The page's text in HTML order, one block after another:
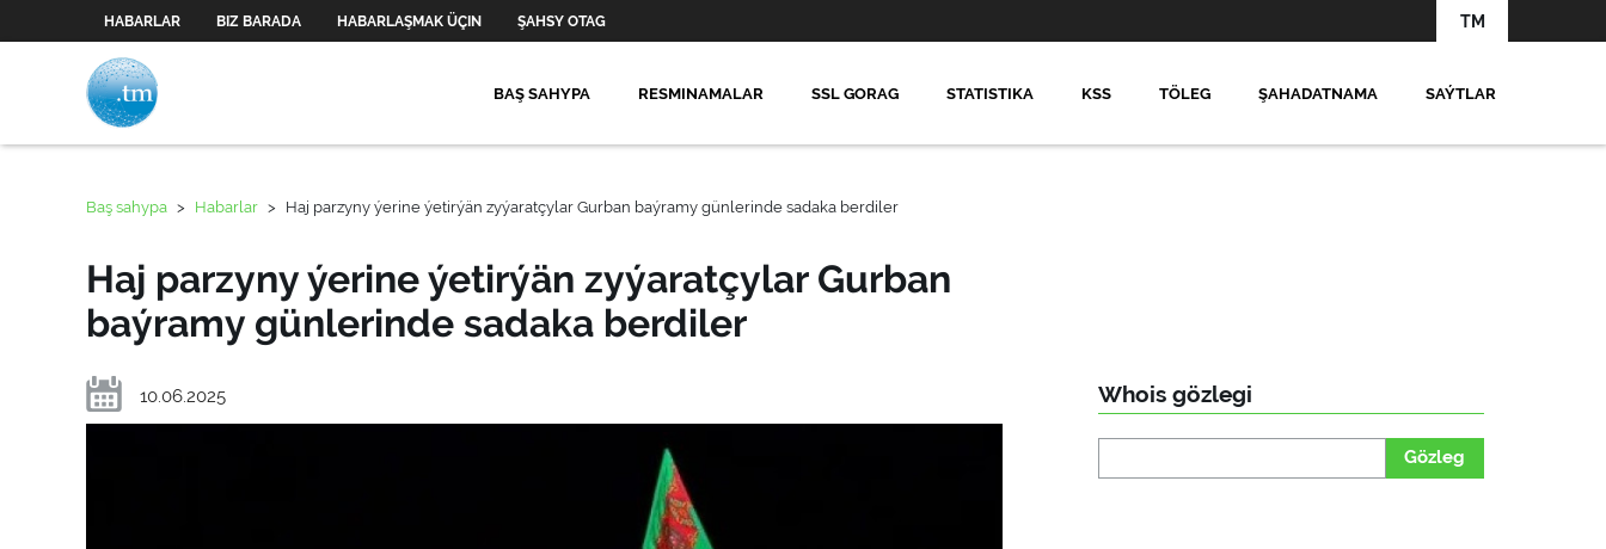
HABARLAR BIZ BARADA HABARLAŞMAK ÜÇIN ŞAHSY OTAG TM
BAŞ SAHYPA RESMINAMALAR SSL GORAG STATISTIKA KSS TÖLEG ŞAHADATNAMA SAÝTLAR
Baş sahypa > Habarlar > Haj parzyny ýerine ýetirýän zyýaratçylar Gurban baýramy günlerinde sadaka berdiler
Haj parzyny ýerine ýetirýän zyýaratçylar Gurban
baýramy günlerinde sadaka berdiler
10.06.2025 Whois gözlegi
Gözleg